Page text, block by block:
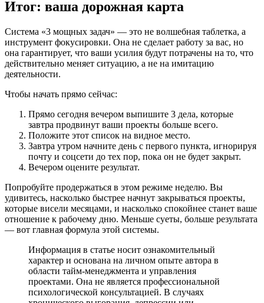
Итог: ваша дорожная карта
Система «3 мощных задач» — это не волшебная таблетка, а
инструмент фокусировки. Она не сделает работу за вас, но
она гарантирует, что ваши усилия будут потрачены на то, что
действительно меняет ситуацию, а не на имитацию
деятельности.
Чтобы начать прямо сейчас:
Прямо сегодня вечером выпишите 3 дела, которые
завтра продвинут ваши проекты больше всего.
Положите этот список на видное место.
Завтра утром начните день с первого пункта, игнорируя
почту и соцсети до тех пор, пока он не будет закрыт.
Вечером оцените результат.
Попробуйте продержаться в этом режиме неделю. Вы
удивитесь, насколько быстрее начнут закрываться проекты,
которые висели месяцами, и насколько спокойнее станет ваше
отношение к рабочему дню. Меньше суеты, больше результата
— вот главная формула этой системы.
Информация в статье носит ознакомительный
характер и основана на личном опыте автора в
области тайм-менеджмента и управления
проектами. Она не является профессиональной
психологической консультацией. В случаях